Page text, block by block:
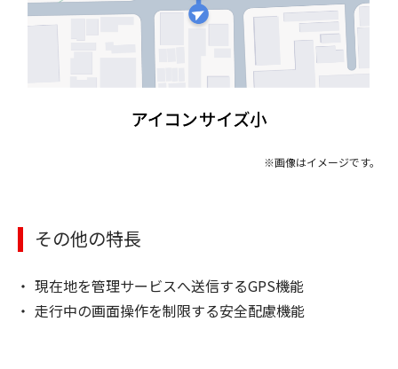
※画像はイメージです。
その他の特長
現在地を管理サービスへ送信するGPS機能
走行中の画面操作を制限する安全配慮機能